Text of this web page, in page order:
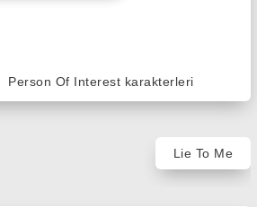
Person Of Interest karakterleri
Lie To Me